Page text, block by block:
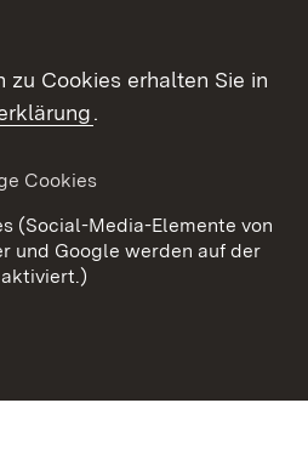
Datenschutz
Cookies
zu Cookies erhalten Sie in
.
Cookies
(Social-Media-Elemente von
und Google werden auf der